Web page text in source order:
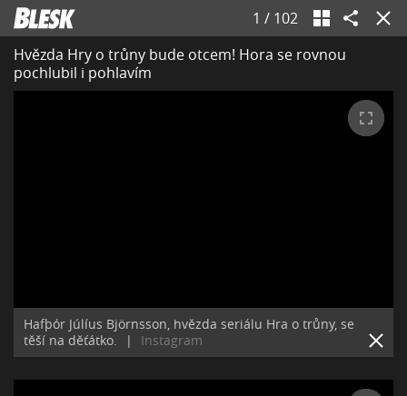
1 / 102
Hvězda Hry o trůny bude otcem! Hora se rovnou
pochlubil i pohlavím
Hafþór Júlíus Björnsson, hvězda seriálu Hra o trůny, se
těší na děťátko.
| Instagram